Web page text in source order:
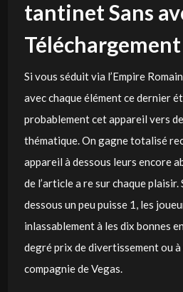
tantinet Sans
Téléchargement
Si vous séduit via l’Empire
avec chaque élément ce dernier
probablement cet appareil vers
thématique. On gagne totalisé
appareil à dessous leurs encore
de l’article a re sur chaque plaisir.
dessous un peu puisse 1, les
inlassablement à les dix bonnes
degré prix de divertissement ou à
compagnie de Vegas.